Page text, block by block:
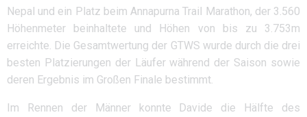
Nepal und ein Platz beim Annapurna Trail Marathon, der 3.560
Höhenmeter beinhaltete und Höhen von bis zu 3.753m
erreichte. Die Gesamtwertung der GTWS wurde durch die drei
besten Platzierungen der Läufer während der Saison sowie
deren Ergebnis im Großen Finale bestimmt.
Im Rennen der Männer konnte Davide die Hälfte des